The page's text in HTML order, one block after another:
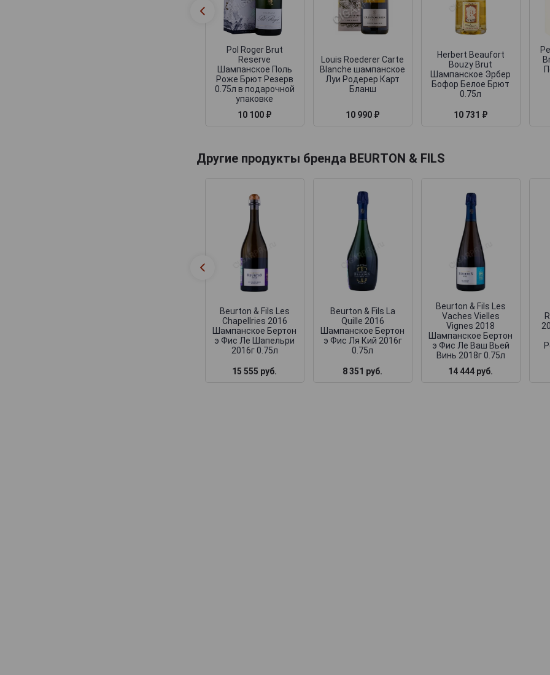
Pol Roger Brut
Reserve
Шампанское Поль
Роже Брют Резерв
0.75л в подарочной
упаковке
10 100 ₽
Louis Roederer Carte
Blanche шампанское
Луи Родерер Карт
Бланш
10 990 ₽
Herbert Beaufort
Bouzy Brut
Шампанское Эрбер
Бофор Белое Брют
0.75л
10 731 ₽
Другие продукты бренда BEURTON & FILS
Beurton & Fils Les
Chapellries 2016
Шампанское Бертон
э Фис Ле Шапельри
2016г 0.75л
15 555 руб.
Beurton & Fils La
Quille 2016
Шампанское Бертон
э Фис Ля Кий 2016г
0.75л
8 351 руб.
Beurton & Fils Les
Vaches Vielles
Vignes 2018
Шампанское Бертон
э Фис Ле Ваш Вьей
Винь 2018г 0.75л
14 444 руб.